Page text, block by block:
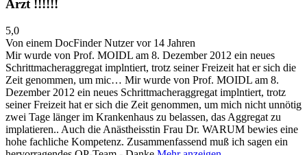
Arzt !!!!!!
5,0
Von einem DocFinder Nutzervor 14 Jahren
Mir wurde von Prof. MOIDL am 8. Dezember 2012 ein neues
Schrittmacheraggregat implntiert, trotz seiner Freizeit hat er sich die
Zeit genommen, um mic… Mir wurde von Prof. MOIDL am 8.
Dezember 2012 ein neues Schrittmacheraggregat implntiert, trotz
seiner Freizeit hat er sich die Zeit genommen, um mich nicht unnötig
zwei Tage länger im Krankenhaus zu belassen, das Aggregat zu
implatieren.. Auch die Anästheisstin Frau Dr. WARUM bewies eine
hohe fachliche Kompetenz. Zusammenfassend muß ich sagen ein